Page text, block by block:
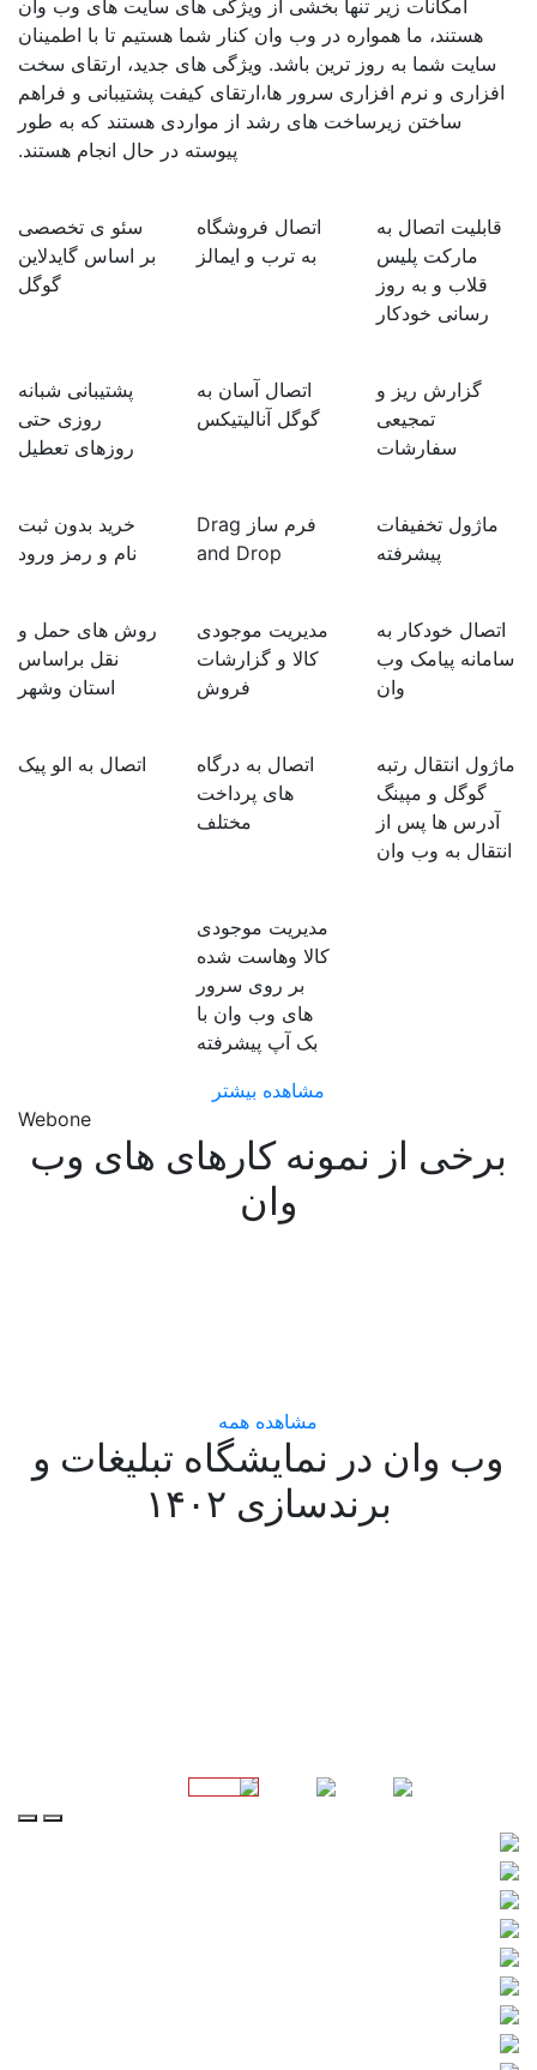
امکانات زیر تنها بخشی از ویژگی های سایت های وب وان
هستند، ما همواره در وب وان کنار شما هستیم تا با اطمینان
سایت شما به روز ترین باشد. ویژگی های جدید، ارتقای سخت
افزاری و نرم افزاری سرور ها،ارتقای کیفت پشتیبانی و فراهم
ساختن زیرساخت های رشد از مواردی هستند که به طور
پیوسته در حال انجام هستند.
قابلیت اتصال به
مارکت پلیس
قلاب و به روز
رسانی خودکار
اتصال فروشگاه
به ترب و ایمالز
سئو ی تخصصی
بر اساس گایدلاین
گوگل
گزارش ریز و
تمجیعی
سفارشات
اتصال آسان به
گوگل آنالیتیکس
پشتیبانی شبانه
روزی حتی
روزهای تعطیل
ماژول تخفیفات
پیشرفته
فرم ساز Drag
and Drop
خرید بدون ثبت
نام و رمز ورود
اتصال خودکار به
سامانه پیامک وب
وان
مدیریت موجودی
کالا و گزارشات
فروش
روش های حمل و
نقل براساس
استان وشهر
ماژول انتقال رتبه
گوگل و مپینگ
آدرس ها پس از
انتقال به وب وان
اتصال به درگاه
های پرداخت
مختلف
اتصال به الو پیک
مدیریت موجودی
کالا وهاست شده
بر روی سرور
های وب وان با
بک آپ پیشرفته
مشاهده بیشتر
Webone
برخی از نمونه کارهای های وب
وان
مشاهده همه
وب وان در نمایشگاه تبلیغات و
برندسازی ۱۴۰۲